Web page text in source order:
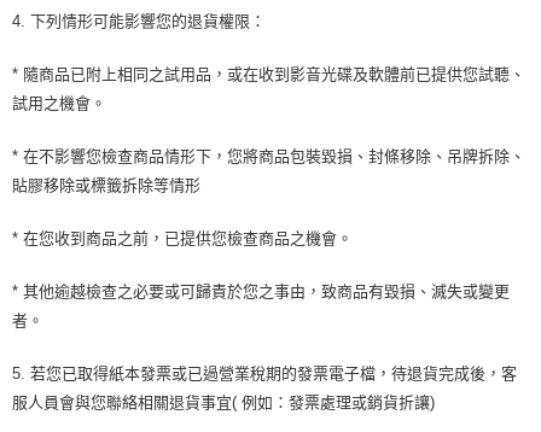
4. 下列情形可能影響您的退貨權限：
* 隨商品已附上相同之試用品，或在收到影音光碟及軟體前已提供您試聽、
試用之機會。
* 在不影響您檢查商品情形下，您將商品包裝毀損、封條移除、吊牌拆除、
貼膠移除或標籤拆除等情形
* 在您收到商品之前，已提供您檢查商品之機會。
* 其他逾越檢查之必要或可歸責於您之事由，致商品有毀損、滅失或變更
者。
5. 若您已取得紙本發票或已過營業稅期的發票電子檔，待退貨完成後，客
服人員會與您聯絡相關退貨事宜( 例如：發票處理或銷貨折讓)